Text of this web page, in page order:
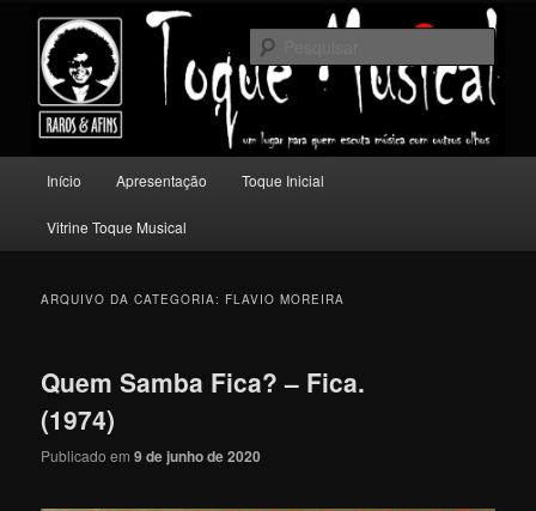
conteúdo
principal
conteúdo
secundário
Toque Musical
Um lugar para quem escuta música com outros olhos.
principal
Início Apresentação Toque Inicial
Vitrine Toque Musical
ARQUIVO DA CATEGORIA: FLAVIO MOREIRA
Quem Samba Fica? – Fica.
(1974)
Publicado em9 de junho de 2020